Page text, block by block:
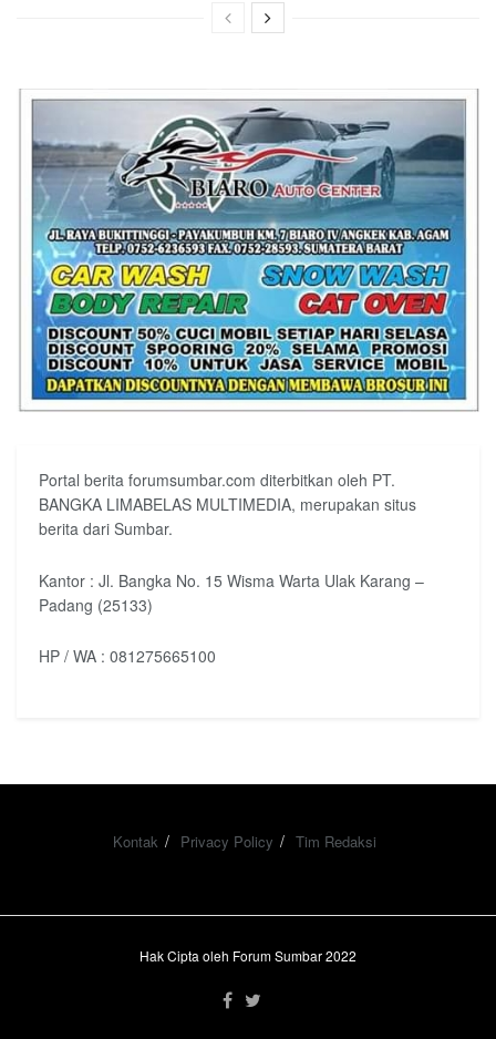
Portal berita forumsumbar.com diterbitkan oleh PT.
BANGKA LIMABELAS MULTIMEDIA, merupakan situs
berita dari Sumbar.
Kantor : Jl. Bangka No. 15 Wisma Warta Ulak Karang –
Padang (25133)
HP / WA : 081275665100
Kontak Privacy Policy Tim Redaksi
Hak Cipta oleh Forum Sumbar 2022